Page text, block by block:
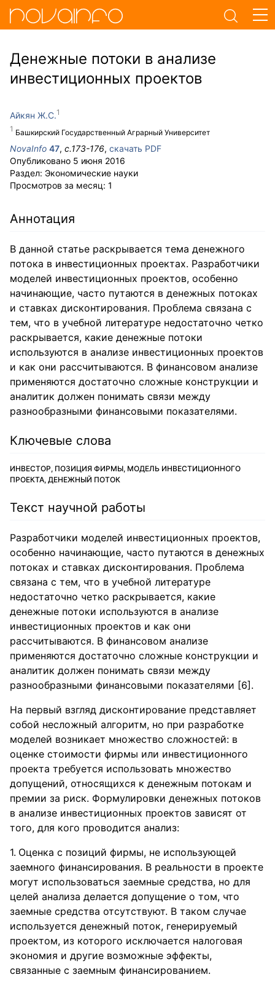
Денежные потоки в анализе
инвестиционных проектов
Айкян Ж.С.
Башкирский Государственный Аграрный Университет
NovaInfo 47, с.173-176, скачать PDF
Опубликовано 5 июня 2016
Раздел: Экономические науки
Просмотров за месяц: 1
Аннотация
В данной статье раскрывается тема денежного
потока в инвестиционных проектах. Разработчики
моделей инвестиционных проектов, особенно
начинающие, часто путаются в денежных потоках
и ставках дисконтирования. Проблема связана с
тем, что в учебной литературе недостаточно четко
раскрывается, какие денежные потоки
используются в анализе инвестиционных проектов
и как они рассчитываются. В финансовом анализе
применяются достаточно сложные конструкции и
аналитик должен понимать связи между
разнообразными финансовыми показателями.
Ключевые слова
ИНВЕСТОР, ПОЗИЦИЯ ФИРМЫ, МОДЕЛЬ ИНВЕСТИЦИОННОГО
ПРОЕКТА, ДЕНЕЖНЫЙ ПОТОК
Текст научной работы
Разработчики моделей инвестиционных проектов,
особенно начинающие, часто путаются в денежных
потоках и ставках дисконтирования. Проблема
связана с тем, что в учебной литературе
недостаточно четко раскрывается, какие
денежные потоки используются в анализе
инвестиционных проектов и как они
рассчитываются. В финансовом анализе
применяются достаточно сложные конструкции и
аналитик должен понимать связи между
разнообразными финансовыми показателями [6].
На первый взгляд дисконтирование представляет
собой несложный алгоритм, но при разработке
моделей возникает множество сложностей: в
оценке стоимости фирмы или инвестиционного
проекта требуется использовать множество
допущений, относящихся к денежным потокам и
премии за риск. Формулировки денежных потоков
в анализе инвестиционных проектов зависят от
того, для кого проводится анализ:
Оценка с позиций фирмы, не использующей
заемного финансирования. В реальности в проекте
могут использоваться заемные средства, но для
целей анализа делается допущение о том, что
заемные средства отсутствуют. В таком случае
используется денежный поток, генерируемый
проектом, из которого исключается налоговая
экономия и другие возможные эффекты,
связанные с заемным финансированием.